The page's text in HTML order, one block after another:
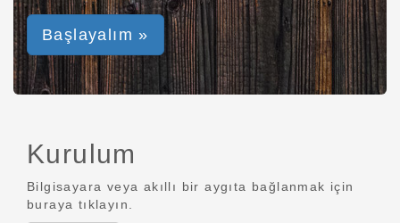
Başlayalım »
Kurulum
Bilgisayara veya akıllı bir aygıta bağlanmak için
buraya tıklayın.